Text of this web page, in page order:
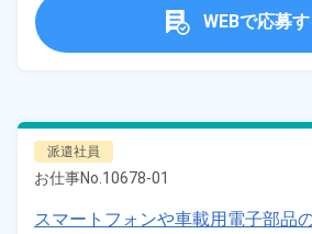
WEBで応募
派遣社員
お仕事No. 10678-01
スマートフォンや車載用電子部品